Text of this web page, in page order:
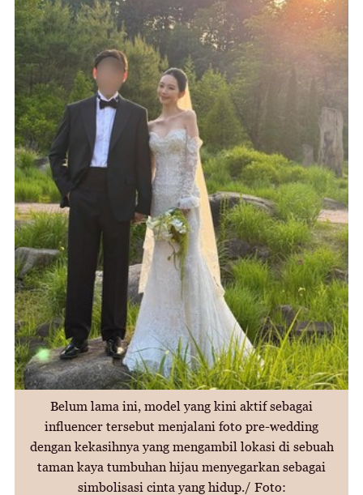
Belum lama ini, model yang kini aktif sebagai
influencer tersebut menjalani foto pre-wedding
dengan kekasihnya yang mengambil lokasi di sebuah
taman kaya tumbuhan hijau menyegarkan sebagai
simbolisasi cinta yang hidup./ Foto: